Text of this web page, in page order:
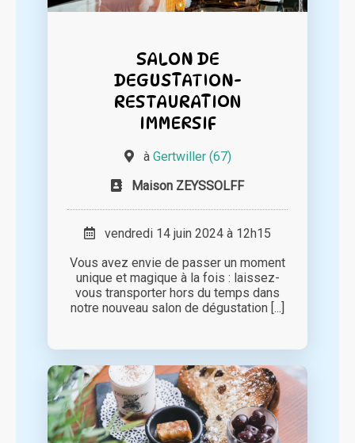
SALON DE
DEGUSTATION-
RESTAURATION
IMMERSIF
à Gertwiller (67)
Maison ZEYSSOLFF
vendredi 14 juin 2024 à 12h15
Vous avez envie de passer un moment
unique et magique à la fois : laissez-
vous transporter hors du temps dans
notre nouveau salon de dégustation [...]